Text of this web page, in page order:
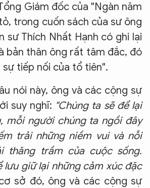
Giám đốc của "Ngàn năm
trong cuốn sách của sư ông
sư Thích Nhất Hạnh có ghi lại
bản thân ông rất tâm đắc, đó
sự tiếp nối của tổ tiên".
nói này, ông và các cộng sự
suy nghĩ: "Chúng ta sẽ để lại
mỗi người chúng ta ngồi đây
trải những niềm vui và nỗi
thăng trầm của cuộc sống.
lưu giữ lại những cảm xúc đặc
sở đó, ông và các cộng sự